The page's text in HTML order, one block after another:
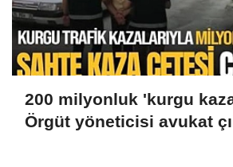
200 milyonluk 'kurgu
Örgüt yöneticisi avukat